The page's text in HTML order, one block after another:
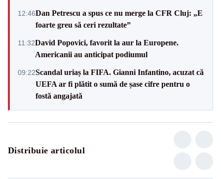
12:46Dan Petrescu a spus ce nu merge la CFR Cluj: „E
foarte greu să ceri rezultate”
11:32David Popovici, favorit la aur la Europene.
Americanii au anticipat podiumul
09:22Scandal uriaș la FIFA. Gianni Infantino, acuzat că
UEFA ar fi plătit o sumă de șase cifre pentru o
fostă angajată
Distribuie articolul